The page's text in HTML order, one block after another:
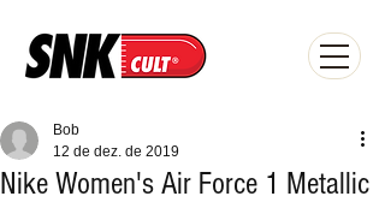
Nike Women's Air Force 1 Metallic
Bob
12 de dez. de 2019